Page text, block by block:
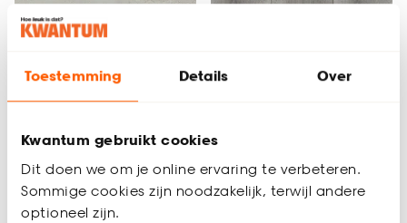
Toestemming Details Over
Kwantum gebruikt cookies
Dit doen we om je online ervaring te verbeteren.
Sommige cookies zijn noodzakelijk, terwijl andere
optioneel zijn.
Tijdelijk uitverkocht
Grijs
3.5( 2 )
31.
- / m²
5 (1)
23.
-